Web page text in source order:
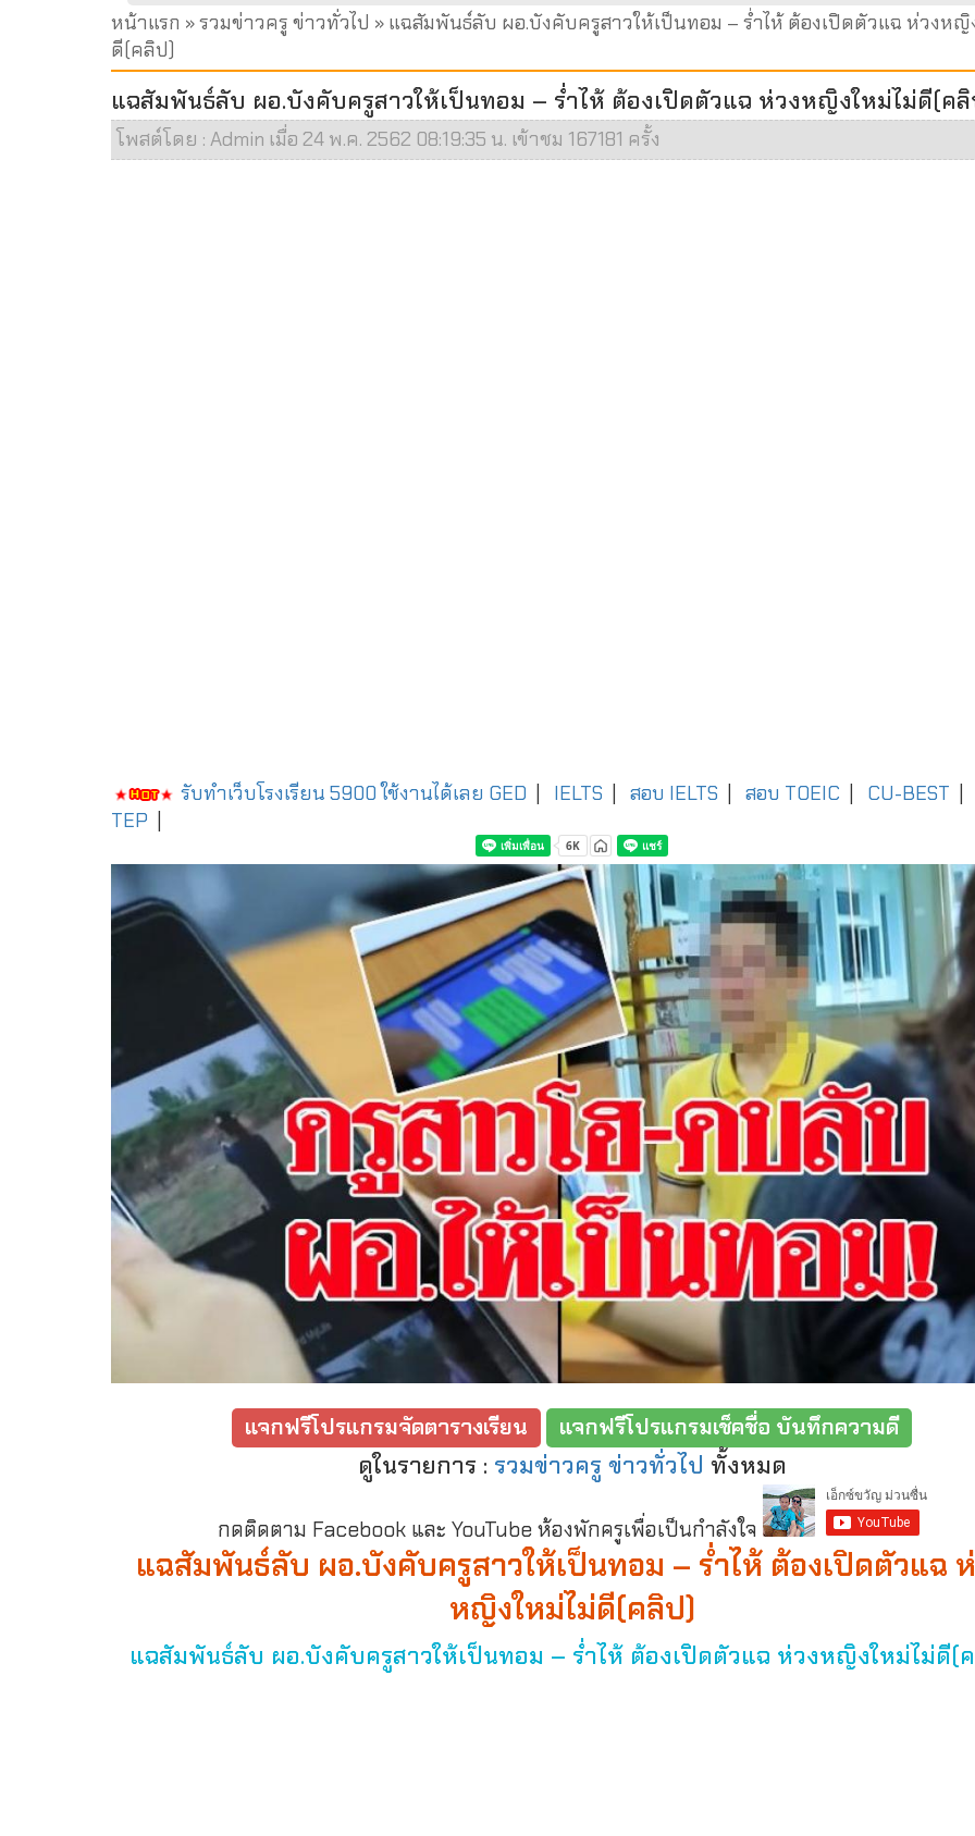
หน้าแรก »รวมข่าวครู ข่าวทั่วไป » แฉสัมพันธ์ลับ ผอ.บังคับครูสาวให้เป็นทอม – ร่ำไห้ ต้องเปิดตัวแฉ ห่วงหญิ
ดี(คลิป)
แฉสัมพันธ์ลับ ผอ.บังคับครูสาวให้เป็นทอม – ร่ำไห้ ต้องเปิดตัวแฉ ห่วงหญิงใหม่ไม่ดี(ค
โพสต์โดย : Admin เมื่อ 24 พ.ค. 2562 08:19:35 น. เข้าชม 167181 ครั้ง
รับทำเว็บโรงเรียน 5900 ใช้งานได้เลย GED IELTS สอบ IELTS สอบ TOEIC CU-BEST
TEP
แจกฟรีโปรแกรมจัดตารางเรียน แจกฟรีโปรแกรมเช็คชื่อ บันทึกความดี
ดูในรายการ : รวมข่าวครู ข่าวทั่วไป ทั้งหมด
กดติดตาม Facebook และ YouTube ห้องพักครูเพื่อเป็นกำลังใจ
แฉสัมพันธ์ลับ ผอ.บังคับครูสาวให้เป็นทอม – ร่ำไห้ ต้องเปิดตัวแฉ
หญิงใหม่ไม่ดี(คลิป)
แฉสัมพันธ์ลับ ผอ.บังคับครูสาวให้เป็นทอม – ร่ำไห้ ต้องเปิดตัวแฉ ห่วงหญิงใหม่ไม่ดี(